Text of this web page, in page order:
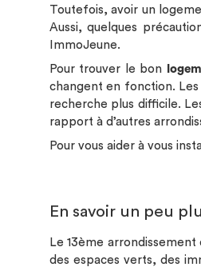
d'intégration, événements mensuels...)
conviviaux Communauté d'ambassadeurs Studéa
PRATICITÉ : Laverie Connexion internet haut débit
services peuvent être disponibles
d'infos, contactez votre
des logements réservables
mais peut ne pas refléter les
Toutefois, avoir un
Aussi, quelques
ImmoJeune.
Pour trouver le bon
changent en fonction.
recherche plus difficile.
rapport à d’autres
Pour vous aider à vous
En savoir un peu
Le 13ème arrondissement
des espaces verts, des